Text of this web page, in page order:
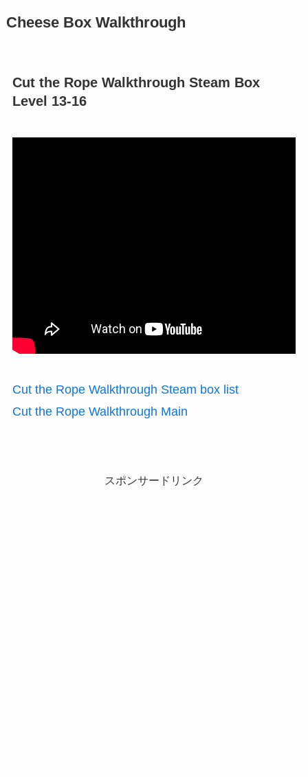
Cheese Box Walkthrough
Cut the Rope Walkthrough Steam Box
Level 13-16
Cut the Rope Walkthrough Steam box list
Cut the Rope Walkthrough Main
スポンサードリンク